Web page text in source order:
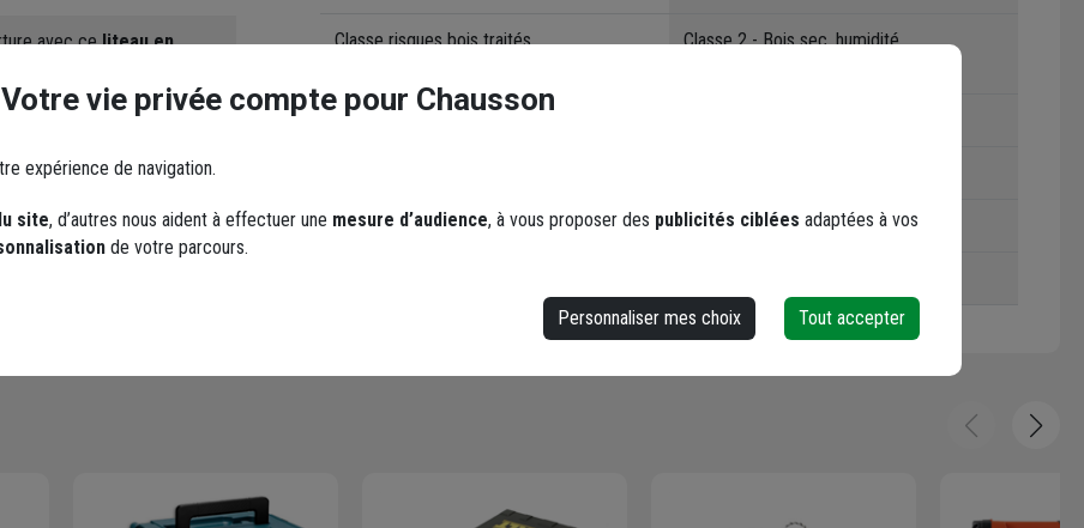
avec celiteau en
avec un taux
Classe risques bois traités
Classe 2 - Bois sec, humidité
Gamme de coloris
Hauteur / Épaisseur 32 mm
Votre vie privée compte pour Chausson
expérience de navigation.
site, d’autres nous aident à effectuer une mesure d’audience, à vous proposer des publicités ciblées adaptées à vos
de votre parcours.
Personnaliser mes choix Tout accepter